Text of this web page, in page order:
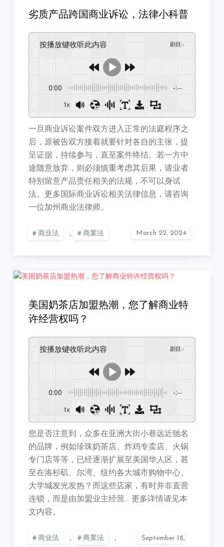
劣质产品跨国商业诉讼，法律小科普
按播放键收听此内容 剧目 :-
0:00 -:--
1x
一旦商业诉讼案件双方进入正常的法庭程序之
后，原被告双方接着就要针对各自的主张，提
呈证据，持续参与，直至案件终结。若一方中
途随意放弃，则必须慎重考虑其后果，请业者
特别留意产品责任相关的法规，不可以身试
法。更多国际商业诉讼相关法律信息，请咨询
一位加州商业法律师。
商业法 , 商業法
美国奶茶店加盟热潮，您了解商业特
许经营权吗？
按播放键收听此内容 剧目 :-
0:00 -:--
1x
您是否注意到，众多在亚洲大街小巷远近驰名
的品牌，例如珍珠奶茶店、炸鸡专卖店、火锅
专门店等等，已经逐渐扩展至美国华人区，甚
至在洛杉矶、尔湾、纽约各大城市购物中心、
大学城发光发热？而这些店家，有时并非直营
连锁，而是由加盟业主经营… 更多详情请见本
文内容。
商业法 , 商業法
,